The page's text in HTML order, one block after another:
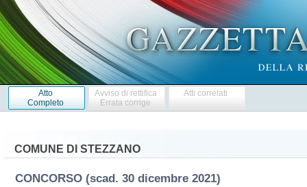
Atto
Completo
Avviso di rettifica
Errata corrige
Atti correlati
COMUNE DI STEZZANO
CONCORSO (scad. 30 dicembre 2021)